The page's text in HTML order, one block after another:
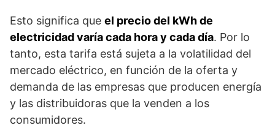
Esto significa que el precio del kWh de
electricidad varía cada hora y cada día. Por lo
tanto, esta tarifa está sujeta a la volatilidad del
mercado eléctrico, en función de la oferta y
demanda de las empresas que producen energía
y las distribuidoras que la venden a los
consumidores.